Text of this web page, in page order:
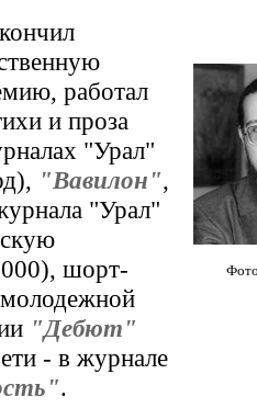
работал
и проза
"Урал"
"Вавилон",
"Урал"
шорт-
"Дебют"
- в журнале
.